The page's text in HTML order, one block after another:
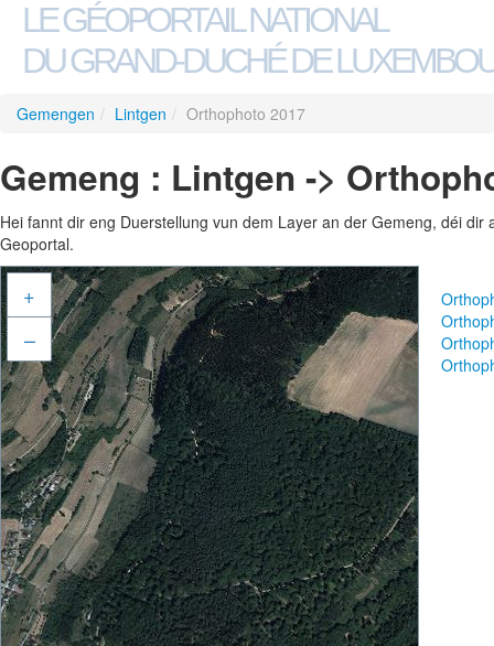
LE GÉOPORTAIL NATIONAL
DU GRAND-DUCHÉ DE
Gemengen / Lintgen / Orthophoto 2017
Gemeng : Lintgen ->
Hei fannt dir eng Duerstellung vun dem Layer an der Gemeng, déi
Geoportal.
+
–